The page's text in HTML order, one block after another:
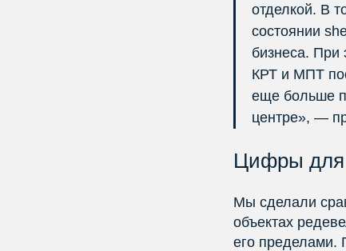
отделкой. В
состоянии
бизнеса. При
КРТ и МПТ
еще больше
центре», —
Цифры для
Мы сделали
объектах
его пределами.